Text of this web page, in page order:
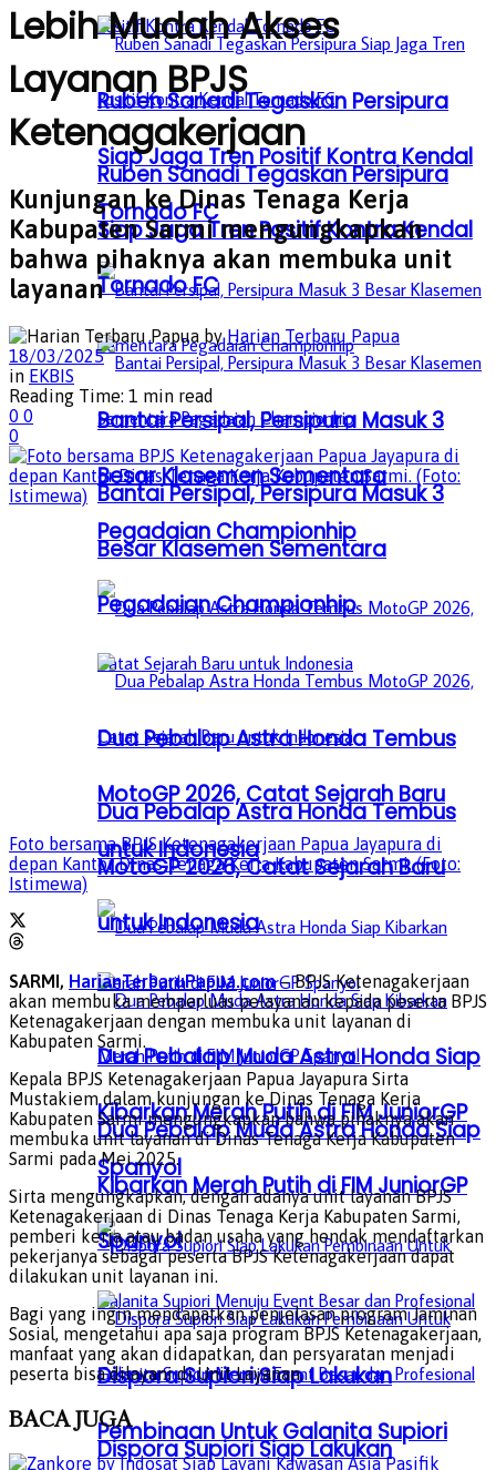
Ruben Sanadi Tegaskan Persipura
Siap Jaga Tren Positif Kontra Kendal
Tornado FC
Bantai Persipal, Persipura Masuk 3
Besar Klasemen Sementara
Pegadaian Championhip
Dua Pebalap Astra Honda Tembus
MotoGP 2026, Catat Sejarah Baru
untuk Indonesia
Dua Pebalap Muda Astra Honda Siap
Kibarkan Merah Putih di FIM JuniorGP
Spanyol
Dispora Supiori Siap Lakukan
Pembinaan Untuk Galanita Supiori
Ruben Sanadi Tegaskan Persipura
Siap Jaga Tren Positif Kontra Kendal
Tornado FC
Bantai Persipal, Persipura Masuk 3
Besar Klasemen Sementara
Pegadaian Championhip
Dua Pebalap Astra Honda Tembus
MotoGP 2026, Catat Sejarah Baru
untuk Indonesia
Dua Pebalap Muda Astra Honda Siap
Kibarkan Merah Putih di FIM JuniorGP
Spanyol
Dispora Supiori Siap Lakukan
Lebih Mudah Akses
Layanan BPJS
Ketenagakerjaan
Kunjungan ke Dinas Tenaga Kerja
Kabupaten Sarmi mengungkapkan
bahwa pihaknya akan membuka unit
layanan
by Harian Terbaru Papua
18/03/2025
in EKBIS
Reading Time: 1 min read
0 0
0
Foto bersama BPJS Ketenagakerjaan Papua Jayapura di
depan Kantor Dinas Tenaga Kerja Kabupaten Sarmi. (Foto:
Istimewa)
SARMI, HarianTerbaruPapua.com– BPJS Ketenagakerjaan
akan membuka memperluas pelayanan kepada peserta BPJS
Ketenagakerjaan dengan membuka unit layanan di
Kabupaten Sarmi.
Kepala BPJS Ketenagakerjaan Papua Jayapura Sirta
Mustakiem dalam kunjungan ke Dinas Tenaga Kerja
Kabupaten Sarmi mengungkapkan bahwa pihaknya akan
membuka unit layanan di Dinas Tenaga Kerja Kabupaten
Sarmi pada Mei 2025.
Sirta mengungkapkan, dengan adanya unit layanan BPJS
Ketenagakerjaan di Dinas Tenaga Kerja Kabupaten Sarmi,
pemberi kerja atau badan usaha yang hendak mendaftarkan
pekerjanya sebagai peserta BPJS Ketenagakerjaan dapat
dilakukan unit layanan ini.
Bagi yang ingin mendapatkan penjelasan program Jaminan
Sosial, mengetahui apa saja program BPJS Ketenagakerjaan,
manfaat yang akan didapatkan, dan persyaratan menjadi
peserta bisa dilayani di Unit Layanan.
BACAJUGA